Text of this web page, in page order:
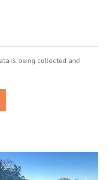
is being collected and